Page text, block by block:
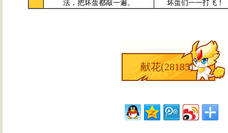
法，把坏蛋都敲一遍。
坏蛋们一一打飞！
献花(28185)